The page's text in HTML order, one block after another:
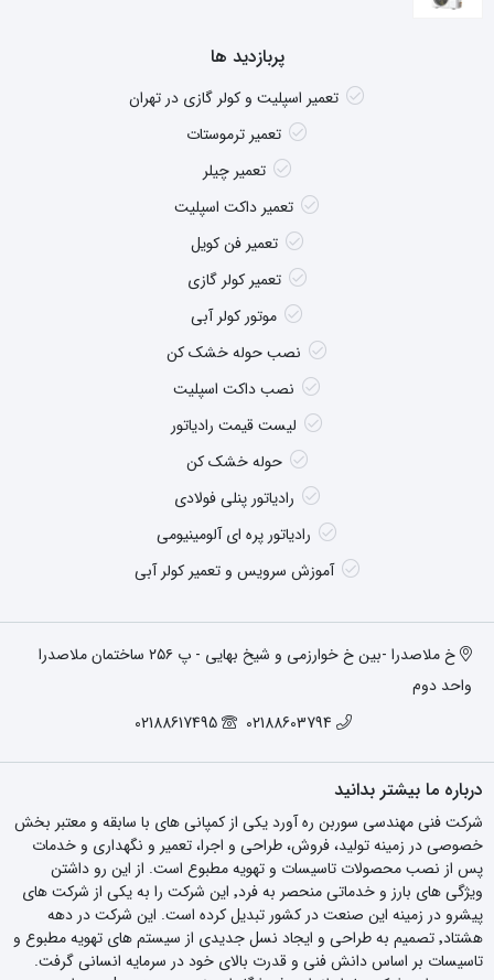
پربازدید ها
تعمیر اسپلیت و کولر گازی در تهران
تعمیر ترموستات
تعمیر چیلر
تعمیر داکت اسپلیت
تعمیر فن کویل
تعمیر کولر گازی
موتور کولر آبی
نصب حوله خشک کن
نصب داکت اسپلیت
لیست قیمت رادیاتور
حوله خشک کن
رادیاتور پنلی فولادی
رادیاتور پره ای آلومینیومی
آموزش سرویس و تعمیر کولر آبی
خ ملاصدرا -بین خ خوارزمی و شیخ بهایی - پ ۲۵۶ ساختمان ملاصدرا
واحد دوم
02188603794
02188617495
درباره ما بیشتر بدانید
شرکت فنی مهندسی سوربن ره آورد یکی از کمپانی های با سابقه و معتبر بخش
خصوصی در زمینه تولید، فروش، طراحی و اجرا، تعمیر و نگهداری و خدمات
پس از نصب محصولات تاسیسات و تهویه مطبوع است. از این رو داشتن
ویژگی های بارز و خدماتی منحصر به فرد٬ این شرکت را به یکی از شرکت های
پیشرو در زمینه این صنعت در کشور تبدیل کرده است. این شرکت در دهه
هشتاد٬ تصمیم به طراحی و ایجاد نسل جدیدی از سیستم های تهویه مطبوع و
تاسیسات بر اساس دانش فنی و قدرت بالای خود در سرمایه انسانی گرفت.